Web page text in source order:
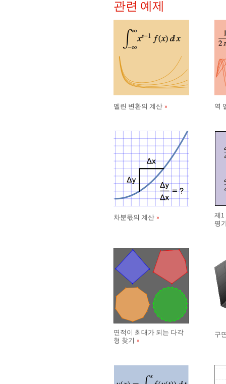
관련 예제
멜린 변환의 계산 역
차분몫의 계산
제1
평
면적이 최대가 되는 다각
형 찾기
구